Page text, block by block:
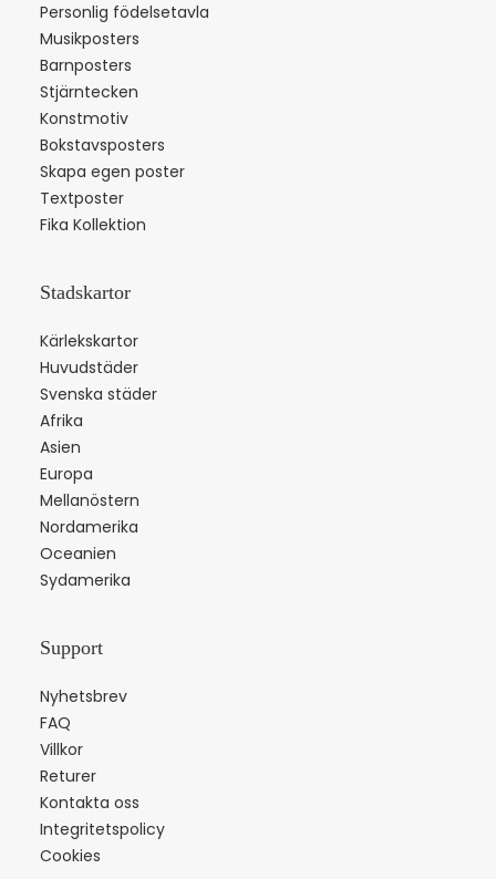
Personlig födelsetavla
Musikposters
Barnposters
Stjärntecken
Konstmotiv
Bokstavsposters
Skapa egen poster
Textposter
Fika Kollektion
Stadskartor
Kärlekskartor
Huvudstäder
Svenska städer
Afrika
Asien
Europa
Mellanöstern
Nordamerika
Oceanien
Sydamerika
Support
Nyhetsbrev
FAQ
Villkor
Returer
Kontakta oss
Integritetspolicy
Cookies